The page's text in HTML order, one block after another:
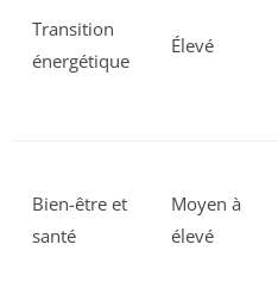
Transition
énergétique
Élevé
Bien-être et
santé
Moyen à
élevé